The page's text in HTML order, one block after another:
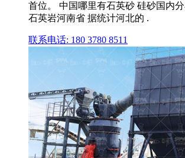
首位。 中国哪里有石英砂 硅砂国内
石英岩河南省 据统计河北的 .
联系电话: 180 3780 8511